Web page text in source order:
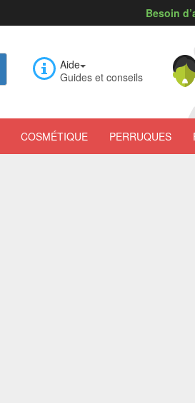
Besoin
Aide
Guides et conseils
COSMÉTIQUE PERRUQUES